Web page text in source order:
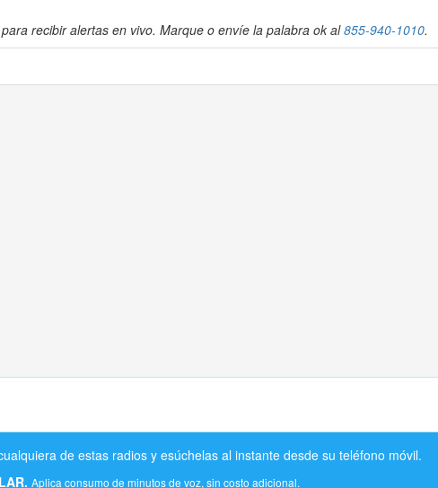
recibir alertas en vivo. Marque o envíe la palabra ok al855-940-1010.
de estas radios y esúchelas al instante desde su teléfono móvil.
Aplica consumo de minutos de voz, sin costo adicional.